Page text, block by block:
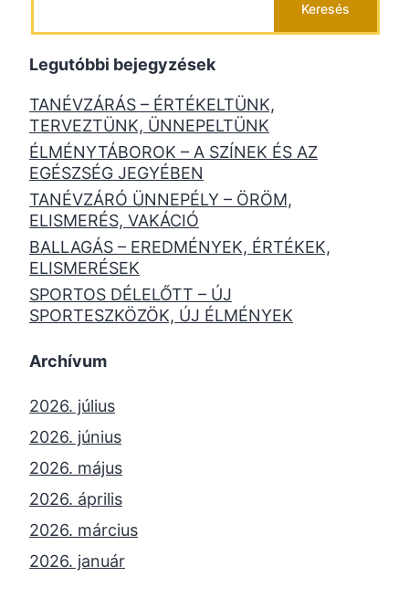
Keresés
Legutóbbi bejegyzések
TANÉVZÁRÁS – ÉRTÉKELTÜNK,
TERVEZTÜNK, ÜNNEPELTÜNK
ÉLMÉNYTÁBOROK – A SZÍNEK ÉS AZ
EGÉSZSÉG JEGYÉBEN
TANÉVZÁRÓ ÜNNEPÉLY – ÖRÖM,
ELISMERÉS, VAKÁCIÓ
BALLAGÁS – EREDMÉNYEK, ÉRTÉKEK,
ELISMERÉSEK
SPORTOS DÉLELŐTT – ÚJ
SPORTESZKÖZÖK, ÚJ ÉLMÉNYEK
Archívum
2026. július
2026. június
2026. május
2026. április
2026. március
2026. január